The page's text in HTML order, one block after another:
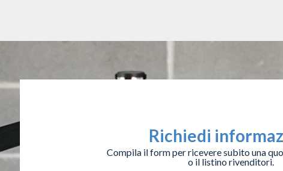
Richiedi
Compila il form per ricevere subito una
o il listino rivenditori.